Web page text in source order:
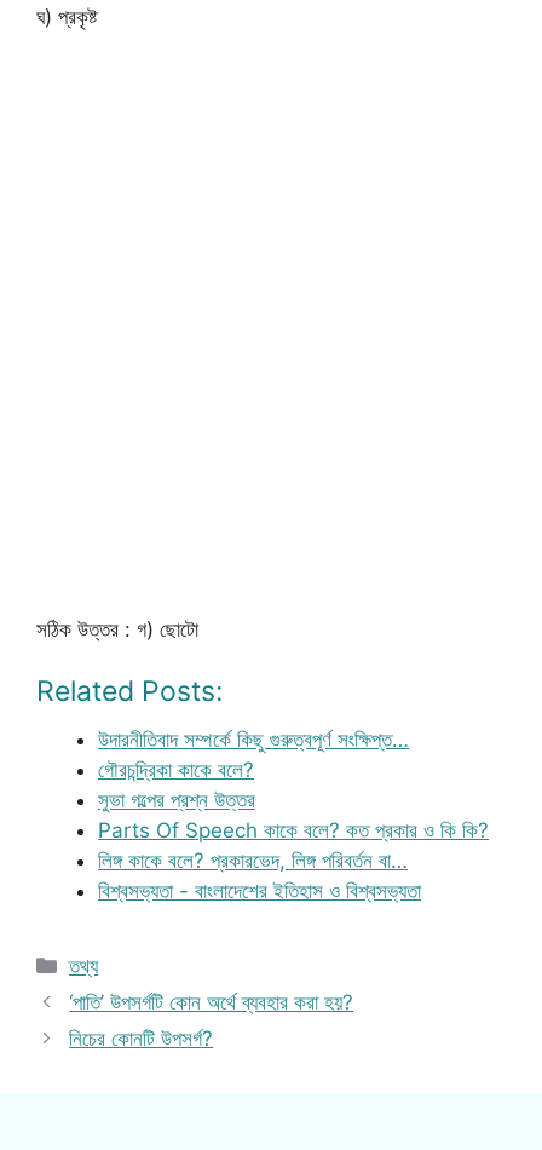
ঘ) প্রকৃষ্ট
সঠিক উত্তর : গ) ছোটো
Related Posts:
উদারনীতিবাদ সম্পর্কে কিছু গুরুত্বপূর্ণ সংক্ষিপ্ত…
গৌরচন্দ্রিকা কাকে বলে?
সুভা গল্পের প্রশ্ন উত্তর
Parts Of Speech কাকে বলে? কত প্রকার ও কি কি?
লিঙ্গ কাকে বলে? প্রকারভেদ, লিঙ্গ পরিবর্তন বা…
বিশ্বসভ্যতা - বাংলাদেশের ইতিহাস ও বিশ্বসভ্যতা
Categories
তথ্য
‘পাতি’ উপসর্গটি কোন অর্থে ব্যবহার করা হয়?
নিচের কোনটি উপসর্গ?